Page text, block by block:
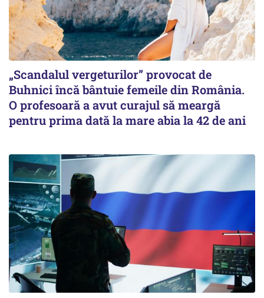
„Scandalul vergeturilor” provocat de
Buhnici încă bântuie femeile din România.
O profesoară a avut curajul să meargă
pentru prima dată la mare abia la 42 de ani